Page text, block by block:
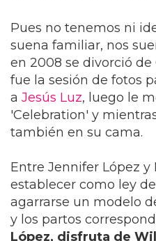
Pues no tenemos ni
suena familiar, nos
en 2008 se divorció
fue la sesión de fotos
a Jesús Luz, luego le
'Celebration' y
también en su cama.
Entre Jennifer López y
establecer como ley
agarrarse un modelo
y los partos
López, disfruta de